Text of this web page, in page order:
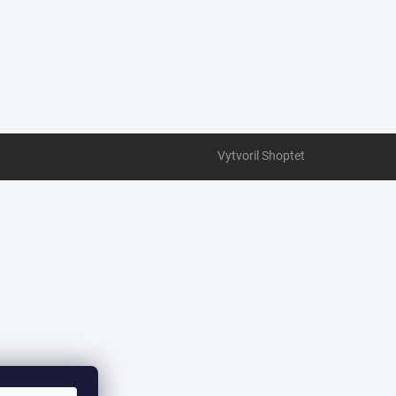
Vytvoril Shoptet